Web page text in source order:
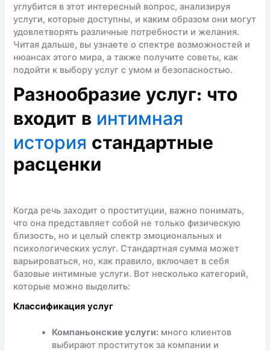
углубится в этот интересный вопрос, анализируя
услуги, которые доступны, и каким образом они могут
удовлетворять различные потребности и желания.
Читая дальше, вы узнаете о спектре возможностей и
нюансах этого мира, а также получите советы, как
подойти к выбору услуг с умом и безопасностью.
Разнообразие услуг: что
входит в интимная
история стандартные
расценки
Когда речь заходит о проституции, важно понимать,
что она представляет собой не только физическую
близость, но и целый спектр эмоциональных и
психологических услуг. Стандартная сумма может
варьироваться, но, как правило, включает в себя
базовые интимные услуги. Вот несколько категорий,
которые можно выделить:
Классификация услуг
Компаньонские услуги: много клиентов
выбирают проституток за компании и